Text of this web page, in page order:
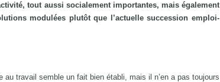
tout aussi socialement importantes, mais également
modulées plutôt que l’actuelle succession emploi-
au travail semble un fait bien établi, mais il n’en a pas toujours